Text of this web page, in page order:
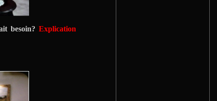
besoin? Explication